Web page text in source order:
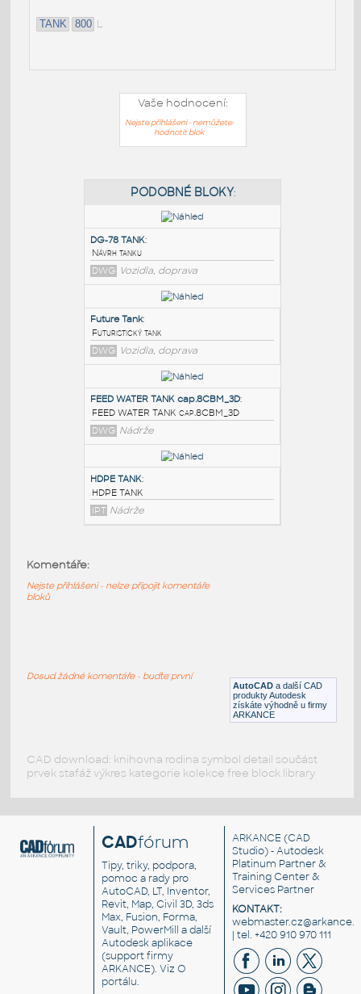
TANK 800 L
Vaše hodnocení:
Nejste přihlášeni - nemůžete
hodnotit blok
PODOBNÉ BLOKY:
DG-78 TANK:
Návrh tanku
DWG Vozidla, doprava
Future Tank:
Futuristický tank
DWG Vozidla, doprava
DWG Nádrže
IPT Nádrže AutoCAD a další CAD
produkty Autodesk
získáte výhodně u firmy
ARKANCE
Komentáře:
Nejste přihlášeni - nelze připojit komentáře
bloků
Dosud žádné komentáře - buďte první
CAD download: knihovna rodina symbol detail součást
prvek stafáž výkres kategorie kolekce free block library
CADfórum
Tipy, triky, podpora,
pomoc a rady pro
AutoCAD, LT, Inventor,
Revit, Map, Civil 3D, 3ds
Max, Fusion, Forma,
Vault, PowerMill a další
Autodesk aplikace
(support firmy
ARKANCE). VizO
portálu.
ARKANCE (CAD
Studio) - Autodesk
Platinum Partner &
Training Center &
Services Partner
KONTAKT:
| tel. +420 910 970 111